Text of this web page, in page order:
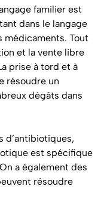
familier est
dans le langage
médicaments. Tout
et la vente libre
prise à tord et à
résoudre un
dégâts dans
d’antibiotiques,
est spécifique
a également des
résoudre